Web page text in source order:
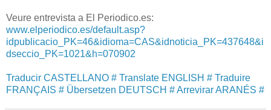
Veure entrevista a El Periodico.es:
www.elperiodico.es/default.asp?
idpublicacio_PK=46&idioma=CAS&idnoticia_PK=437648&i
dseccio_PK=1021&h=070902
Traducir CASTELLANO # Translate ENGLISH # Traduire
FRANÇAIS # Übersetzen DEUTSCH #Arrevirar ARANÉS #